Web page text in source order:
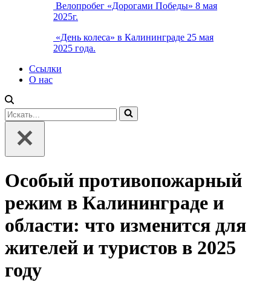
Велопробег «Дорогами Победы» 8 мая
2025г.
«День колеса» в Калининграде 25 мая
2025 года.
Ссылки
О нас
Искать...
Особый противопожарный
режим в Калининграде и
области: что изменится для
жителей и туристов в 2025
году